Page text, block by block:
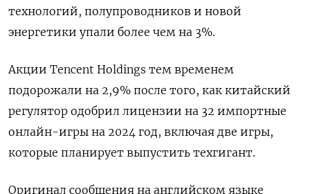
технологий, полупроводников и новой
энергетики упали более чем на 3%.
Акции Tencent Holdings тем временем
подорожали на 2,9% после того, как китайский
регулятор одобрил лицензии на 32 импортные
онлайн-игры на 2024 год, включая две игры,
которые планирует выпустить техгигант.
Оригинал сообщения на английском языке